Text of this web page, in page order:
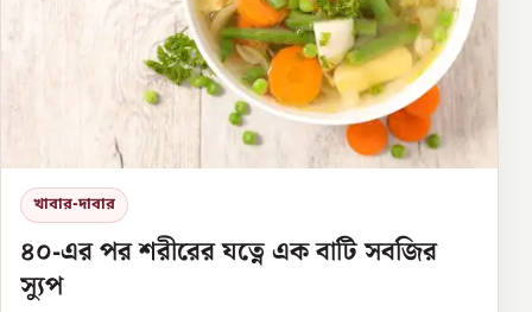
খাবার-দাবার
৪০-এর পর শরীরের যত্নে এক বাটি সবজির
স্যুপ